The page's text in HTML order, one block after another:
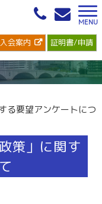
入会案内 証明書/申請
る要望アンケートにつ
策」に関す